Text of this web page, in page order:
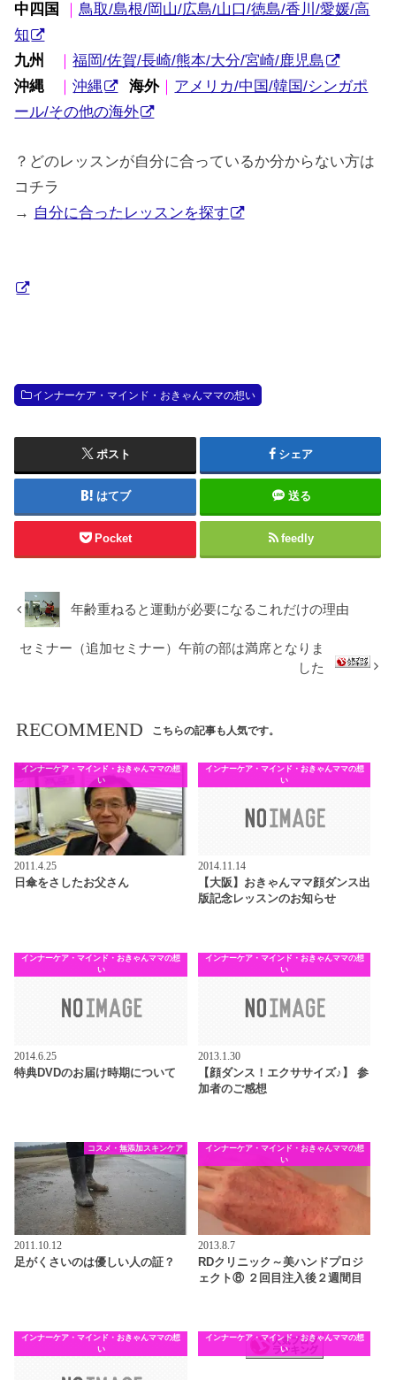
中四国
｜鳥取/島根/岡山/広島/山口/徳島/香川/愛媛/高
知
九州
｜福岡/佐賀/長崎/熊本/大分/宮崎/鹿児島
沖縄
｜沖縄 海外｜ アメリカ/中国/韓国/シンガポ
ール/その他の海外
？どのレッスンが自分に合っているか分からない方は
コチラ
→ 自分に合ったレッスンを探す
インナーケア・マインド・おきゃんママの想い
ポスト シェア
はてブ 送る
Pocket feedly
年齢重ねると運動が必要になるこれだけの理由
セミナー（追加セミナー）午前の部は満席となりま
した
RECOMMEND こちらの記事も人気です。
インナーケア・マインド・おきゃんママの想
い
2011.4.25
日傘をさしたお父さん
インナーケア・マインド・おきゃんママの想
い
2014.11.14
【大阪】おきゃんママ顔ダンス出
版記念レッスンのお知らせ
インナーケア・マインド・おきゃんママの想
い
2014.6.25
特典DVDのお届け時期について
インナーケア・マインド・おきゃんママの想
い
2013.1.30
【顔ダンス！エクササイズ♪】 参
加者のご感想
コスメ・無添加スキンケア
2011.10.12
足がくさいのは優しい人の証？
インナーケア・マインド・おきゃんママの想
い
2013.8.7
RDクリニック～美ハンドプロジ
ェクト⑧ ２回目注入後２週間目
インナーケア・マインド・おきゃんママの想
い
インナーケア・マインド・おきゃんママの想
い